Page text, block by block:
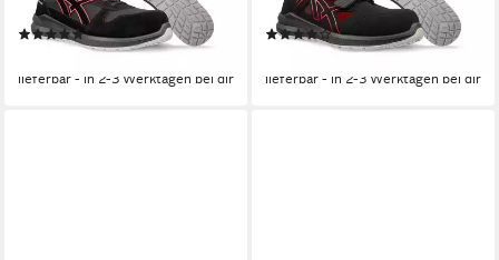
Ölbeständige Laufsohle
(8)
ab 64,99 €
lieferbar - in 2-3 Werktagen bei dir
Zehenkappe
(7)
ab 61,99 €
lieferbar - in 2-3 Werktagen bei dir